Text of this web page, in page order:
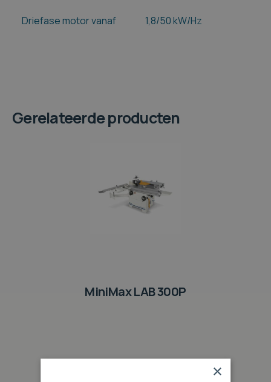
Driefase motor vanaf 1,8/50 kW/Hz
Gerelateerde producten
MiniMax LAB 300P
×